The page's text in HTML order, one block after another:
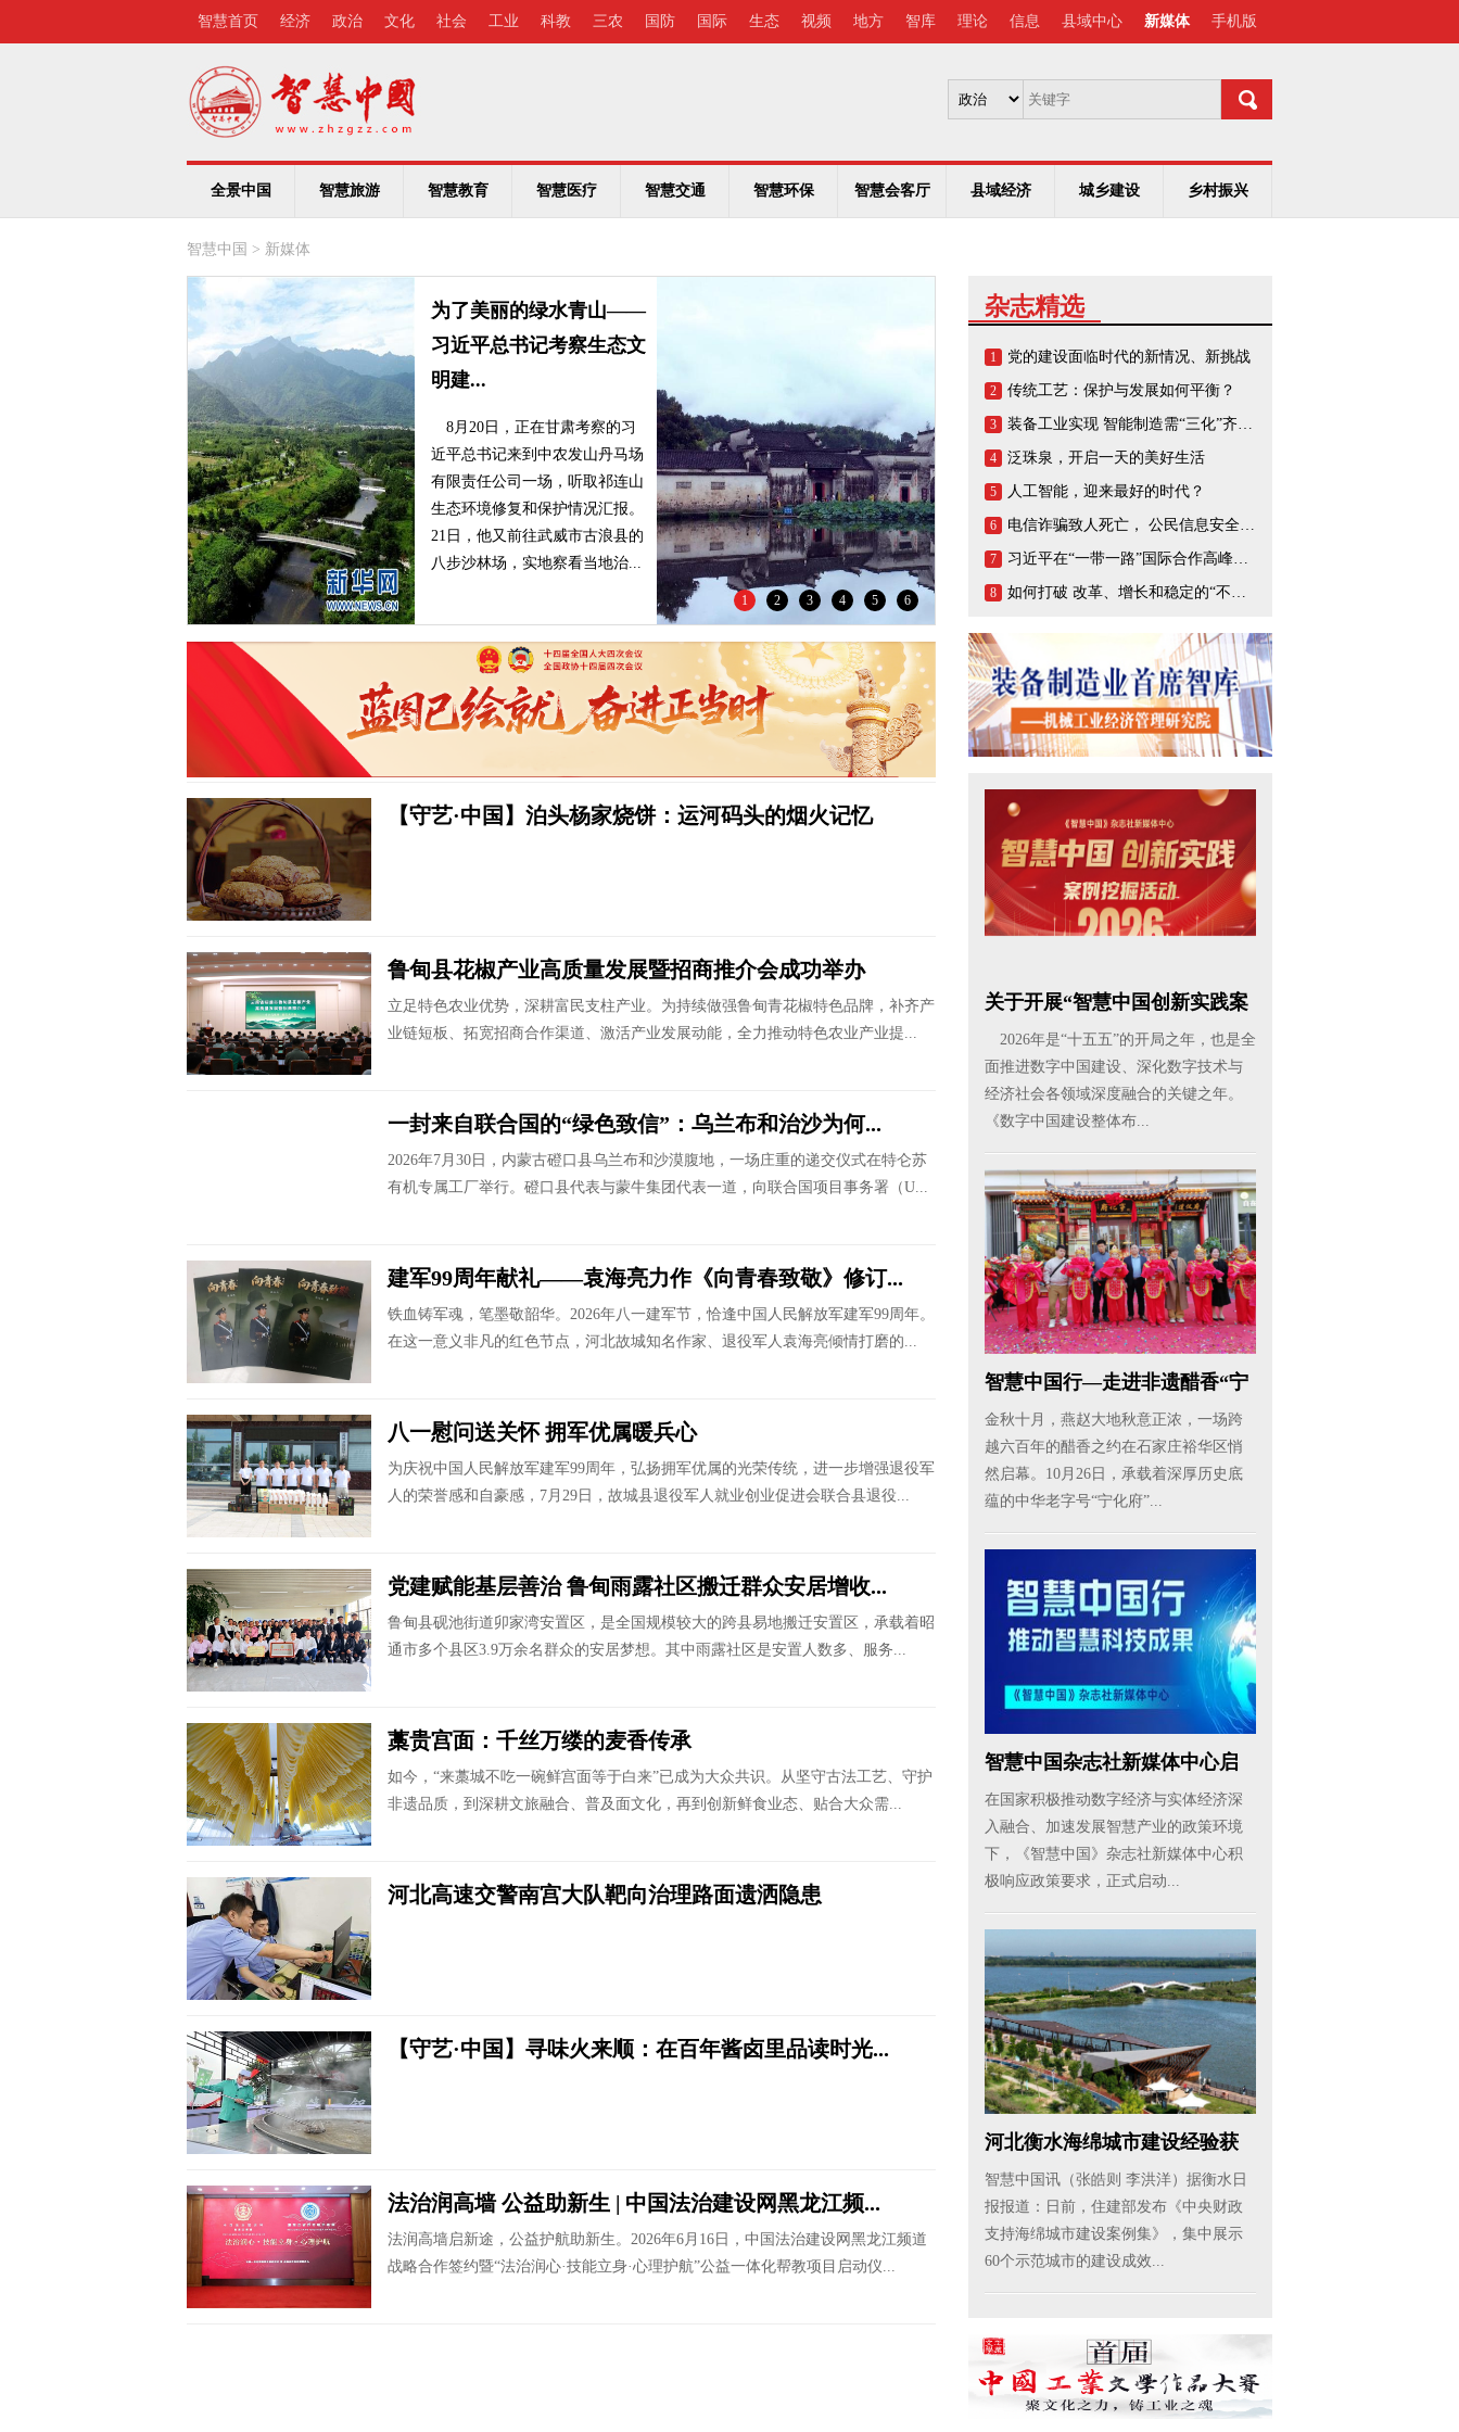
智慧首页 经济 政治 文化 社会 工业 科教 三农 国防 国际 生态 视频 地方 智库 理论 信息 县域中心 新媒体 手机版
全景中国 智慧旅游 智慧教育 智慧医疗 智慧交通 智慧环保 智慧会客厅 县域经济 城乡建设 乡村振兴
智慧中国 > 新媒体
一种新时尚。如今，无论城市还
是乡村，只要有垃圾，就得普及
垃圾分类理念，倡导垃圾分类绿
色行动。
1 2 3 4 5 6
【守艺·中国】泊头杨家烧饼：运河码头的烟火记忆
鲁甸县花椒产业高质量发展暨招商推介会成功举办
立足特色农业优势，深耕富民支柱产业。为持续做强鲁甸青花椒特色品牌，补齐产
业链短板、拓宽招商合作渠道、激活产业发展动能，全力推动特色农业产业提...
一封来自联合国的“绿色致信”：乌兰布和治沙为何...
2026年7月30日，内蒙古磴口县乌兰布和沙漠腹地，一场庄重的递交仪式在特仑苏
有机专属工厂举行。磴口县代表与蒙牛集团代表一道，向联合国项目事务署（U...
建军99周年献礼——袁海亮力作《向青春致敬》修订...
铁血铸军魂，笔墨敬韶华。2026年八一建军节，恰逢中国人民解放军建军99周年。
在这一意义非凡的红色节点，河北故城知名作家、退役军人袁海亮倾情打磨的...
八一慰问送关怀 拥军优属暖兵心
为庆祝中国人民解放军建军99周年，弘扬拥军优属的光荣传统，进一步增强退役军
人的荣誉感和自豪感，7月29日，故城县退役军人就业创业促进会联合县退役...
党建赋能基层善治 鲁甸雨露社区搬迁群众安居增收...
鲁甸县砚池街道卯家湾安置区，是全国规模较大的跨县易地搬迁安置区，承载着昭
通市多个县区3.9万余名群众的安居梦想。其中雨露社区是安置人数多、服务...
藁贵宫面：千丝万缕的麦香传承
如今，“来藁城不吃一碗鲜宫面等于白来”已成为大众共识。从坚守古法工艺、守护
非遗品质，到深耕文旅融合、普及面文化，再到创新鲜食业态、贴合大众需...
河北高速交警南宫大队靶向治理路面遗洒隐患
【守艺·中国】寻味火来顺：在百年酱卤里品读时光...
法治润高墙 公益助新生 | 中国法治建设网黑龙江频...
法润高墙启新途，公益护航助新生。2026年6月16日，中国法治建设网黑龙江频道
战略合作签约暨“法治润心·技能立身·心理护航”公益一体化帮教项目启动仪...
杂志精选
1 党的建设面临时代的新情况、新挑战
2 传统工艺：保护与发展如何平衡？
3 装备工业实现 智能制造需“三化”齐头并进
4 泛珠泉，开启一天的美好生活
5 人工智能，迎来最好的时代？
6 电信诈骗致人死亡， 公民信息安全谁来负责？
7 习近平在“一带一路”国际合作高峰论坛开幕式上的演讲
8 如何打破 改革、增长和稳定的“不可能三角”？
关于开展“智慧中国创新实践案
例”...
2026年是“十五五”的开局之年，也是全
面推进数字中国建设、深化数字技术与
经济社会各领域深度融合的关键之年。
《数字中国建设整体布...
智慧中国行—走进非遗醋香“宁
化府...
金秋十月，燕赵大地秋意正浓，一场跨
越六百年的醋香之约在石家庄裕华区悄
然启幕。10月26日，承载着深厚历史底
蕴的中华老字号“宁化府”...
智慧中国杂志社新媒体中心启
动《智...
在国家积极推动数字经济与实体经济深
入融合、加速发展智慧产业的政策环境
下，《智慧中国》杂志社新媒体中心积
极响应政策要求，正式启动...
河北衡水海绵城市建设经验获
全国推...
智慧中国讯（张皓则 李洪洋）据衡水日
报报道：日前，住建部发布《中央财政
支持海绵城市建设案例集》，集中展示
60个示范城市的建设成效...